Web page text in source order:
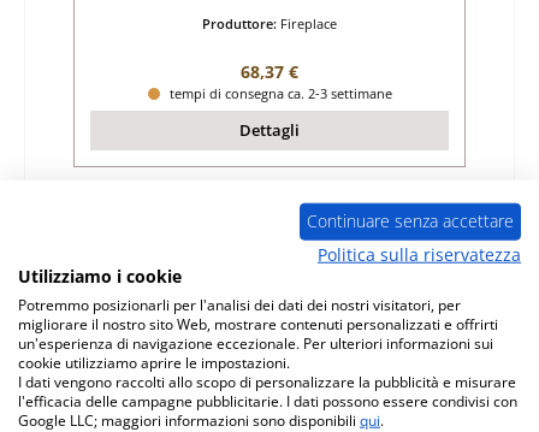
Produttore: Fireplace
Prezzo normale:
68,37 €
tempi di consegna ca. 2-3 settimane
Dettagli
Continuare senza accettare
Politica sulla riservatezza
Utilizziamo i cookie
Potremmo posizionarli per l'analisi dei dati dei nostri visitatori, per
migliorare il nostro sito Web, mostrare contenuti personalizzati e offrirti
un'esperienza di navigazione eccezionale. Per ulteriori informazioni sui
cookie utilizziamo aprire le impostazioni.
I dati vengono raccolti allo scopo di personalizzare la pubblicità e misurare
l'efficacia delle campagne pubblicitarie. I dati possono essere condivisi con
Google LLC; maggiori informazioni sono disponibili qui.